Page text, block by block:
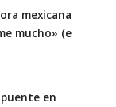
mexicana
mucho» (e
en